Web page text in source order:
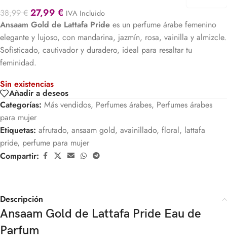
38,99€ 27,99 € IVA Incluido
Ansaam Gold de Lattafa Pride es un perfume árabe femenino
elegante y lujoso, con mandarina, jazmín, rosa, vainilla y almizcle.
Sofisticado, cautivador y duradero, ideal para resaltar tu
feminidad.
Sin existencias
Añadir a deseos
Categorías: Más vendidos, Perfumes árabes, Perfumes árabes
para mujer
Etiquetas: afrutado, ansaam gold, avainillado, floral, lattafa
pride, perfume para mujer
Compartir:
Descripción
Ansaam Gold de Lattafa Pride Eau de
Parfum